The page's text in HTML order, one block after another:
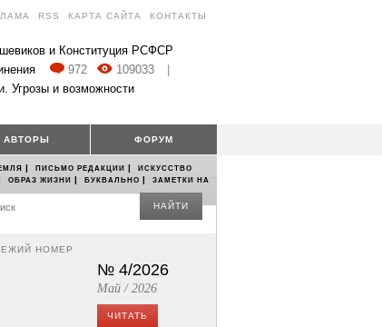
RSS КАРТА САЙТА КОНТАКТЫ
и Конституция РСФСР
972 109033
Угрозы и возможности
АВТОРЫ ФОРУМ
| ПИСЬМО РЕДАКЦИИ |
ИСКУССТВО
ОБРАЗ ЖИЗНИ | БУКВАЛЬНО |
ЗАМЕТКИ НА
НАЙТИ
НОМЕР
№ 4/2026
Май / 2026
ЧИТАТЬ